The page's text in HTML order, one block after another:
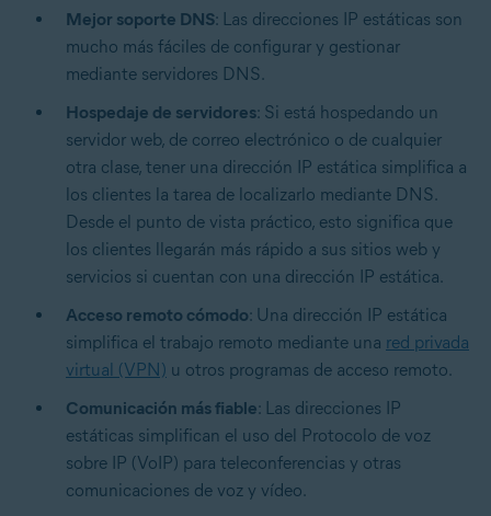
Mejor soporte DNS: Las direcciones IP estáticas son
mucho más fáciles de configurar y gestionar
mediante servidores DNS.
Hospedaje de servidores: Si está hospedando un
servidor web, de correo electrónico o de cualquier
otra clase, tener una dirección IP estática simplifica a
los clientes la tarea de localizarlo mediante DNS.
Desde el punto de vista práctico, esto significa que
los clientes llegarán más rápido a sus sitios web y
servicios si cuentan con una dirección IP estática.
Acceso remoto cómodo: Una dirección IP estática
simplifica el trabajo remoto mediante una red privada
virtual (VPN) u otros programas de acceso remoto.
Comunicación más fiable: Las direcciones IP
estáticas simplifican el uso del Protocolo de voz
sobre IP (VoIP) para teleconferencias y otras
comunicaciones de voz y vídeo.